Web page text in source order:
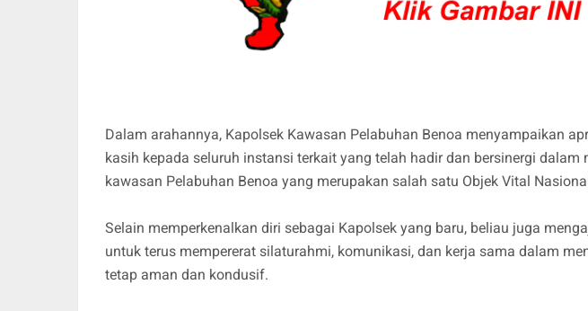
Dalam arahannya, Kapolsek Kawasan Pelabuhan Benoa menyampaikan
kasih kepada seluruh instansi terkait yang telah hadir dan bersinergi dalam
kawasan Pelabuhan Benoa yang merupakan salah satu Objek Vital
Selain memperkenalkan diri sebagai Kapolsek yang baru, beliau juga
untuk terus mempererat silaturahmi, komunikasi, dan kerja sama dalam
tetap aman dan kondusif.